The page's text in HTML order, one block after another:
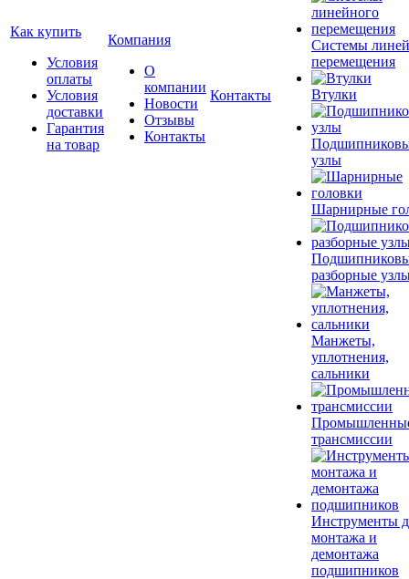
Как купить
Условия
оплаты
Условия
доставки
Гарантия
на товар
Компания
О
компании
Новости
Отзывы
Контакты
Контакты
Системы
перемещения
Втулки
узлы
Шарнирные
разборные
Манжеты,
уплотнения,
сальники
трансмиссии
Инструменты
монтажа и
демонтажа
подшипников